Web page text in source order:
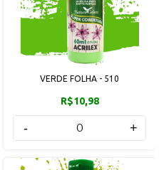
VERDE FOLHA - 510
R$10,98
- +